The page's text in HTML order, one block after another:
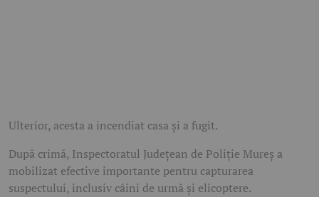
Ulterior, acesta a incendiat casa și a fugit.
După crimă, Inspectoratul Județean de Poliție Mureș a
mobilizat efective importante pentru capturarea
suspectului, inclusiv câini de urmă și elicoptere.